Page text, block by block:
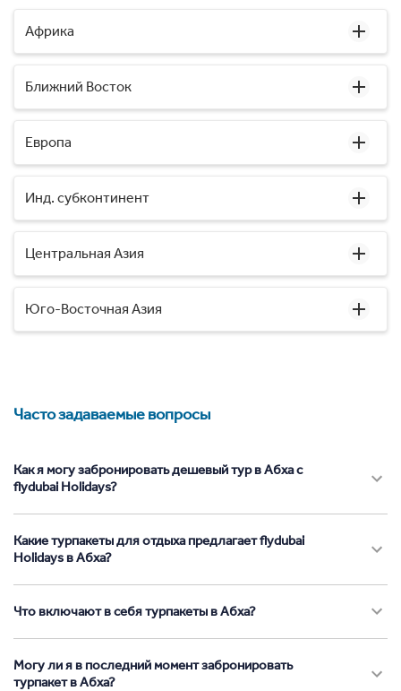
Африка
Ближний Восток
Европа
Инд. субконтинент
Центральная Азия
Юго-Восточная Азия
Часто задаваемые вопросы
Как я могу забронировать дешевый тур в Абха с
flydubai Holidays?
Какие турпакеты для отдыха предлагает flydubai
Holidays в Абха?
Что включают в себя турпакеты в Абха?
Могу ли я в последний момент забронировать
турпакет в Абха?